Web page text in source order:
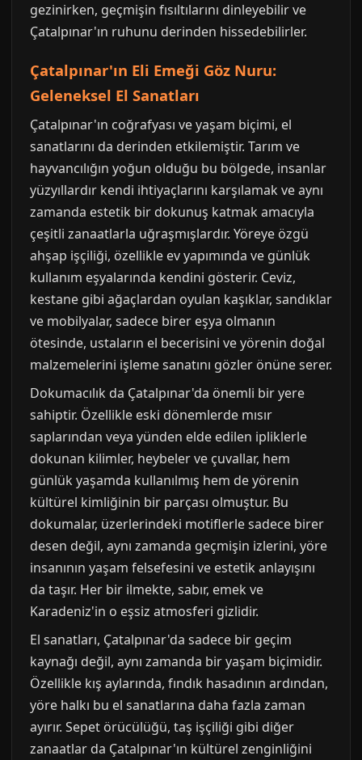
gezinirken, geçmişin fısıltılarını dinleyebilir ve
Çatalpınar'ın ruhunu derinden hissedebilirler.
Çatalpınar'ın Eli Emeği Göz Nuru:
Geleneksel El Sanatları
Çatalpınar'ın coğrafyası ve yaşam biçimi, el
sanatlarını da derinden etkilemiştir. Tarım ve
hayvancılığın yoğun olduğu bu bölgede, insanlar
yüzyıllardır kendi ihtiyaçlarını karşılamak ve aynı
zamanda estetik bir dokunuş katmak amacıyla
çeşitli zanaatlarla uğraşmışlardır. Yöreye özgü
ahşap işçiliği, özellikle ev yapımında ve günlük
kullanım eşyalarında kendini gösterir. Ceviz,
kestane gibi ağaçlardan oyulan kaşıklar, sandıklar
ve mobilyalar, sadece birer eşya olmanın
ötesinde, ustaların el becerisini ve yörenin doğal
malzemelerini işleme sanatını gözler önüne serer.
Dokumacılık da Çatalpınar'da önemli bir yere
sahiptir. Özellikle eski dönemlerde mısır
saplarından veya yünden elde edilen ipliklerle
dokunan kilimler, heybeler ve çuvallar, hem
günlük yaşamda kullanılmış hem de yörenin
kültürel kimliğinin bir parçası olmuştur. Bu
dokumalar, üzerlerindeki motiflerle sadece birer
desen değil, aynı zamanda geçmişin izlerini, yöre
insanının yaşam felsefesini ve estetik anlayışını
da taşır. Her bir ilmekte, sabır, emek ve
Karadeniz'in o eşsiz atmosferi gizlidir.
El sanatları, Çatalpınar'da sadece bir geçim
kaynağı değil, aynı zamanda bir yaşam biçimidir.
Özellikle kış aylarında, fındık hasadının ardından,
yöre halkı bu el sanatlarına daha fazla zaman
ayırır. Sepet örücülüğü, taş işçiliği gibi diğer
zanaatlar da Çatalpınar'ın kültürel zenginliğini